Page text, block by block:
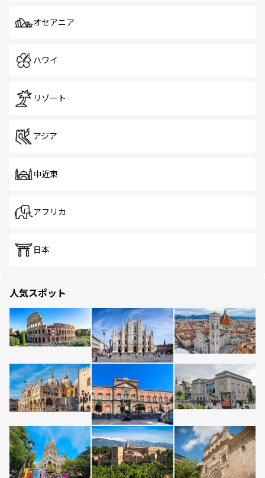
オセアニア
ハワイ
リゾート
アジア
中近東
アフリカ
日本
人気スポット